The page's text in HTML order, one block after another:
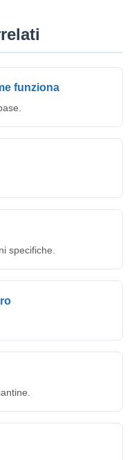
funziona
specifiche.